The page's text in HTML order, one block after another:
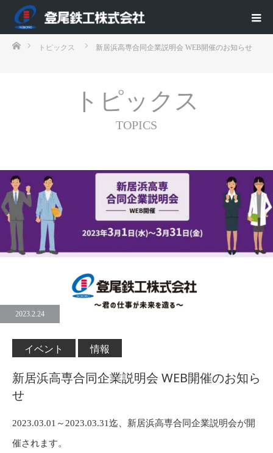
ホームトピックス 新居浜高専合同企業説明会 WEB開催のお知らせ
トピックス
TOPICS
2023.2.24
イベント 情報
新居浜高専合同企業説明会 WEB開催のお知ら
せ
2023.03.01～2023.03.31迄、新居浜高専合同企業説明会が開
催されます。